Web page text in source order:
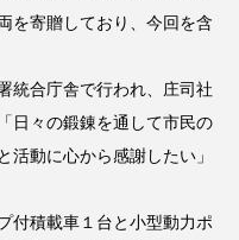
を寄贈しており、今回を含
統合庁舎で行われ、庄司社
日々の鍛錬を通して市民の
活動に心から感謝したい」
付積載車１台と小型動力ポ